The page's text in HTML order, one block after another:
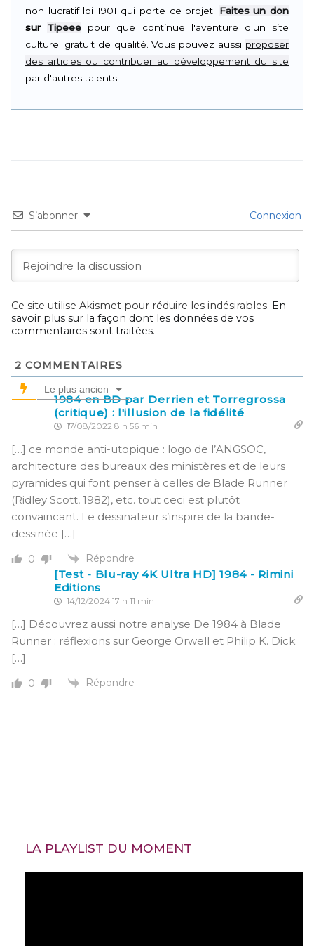
non lucratif loi 1901 qui porte ce projet. Faites un don
sur Tipeee pour que continue l'aventure d'un site
culturel gratuit de qualité. Vous pouvez aussi proposer
des articles ou contribuer au développement du site
par d'autres talents.
S’abonner Connexion
Ce site utilise Akismet pour réduire les indésirables. En
savoir plus sur la façon dont les données de vos
commentaires sont traitées.
2 COMMENTAIRES
Le plus ancien
1984 en BD par Derrien et Torregrossa
(critique) : l'illusion de la fidélité
17/08/2022 8 h 56 min
[…] ce monde anti-utopique : logo de l’ANGSOC,
architecture des bureaux des ministères et de leurs
pyramides qui font penser à celles de Blade Runner
(Ridley Scott, 1982), etc. tout ceci est plutôt
convaincant. Le dessinateur s’inspire de la bande-
dessinée […]
0 Répondre
[Test - Blu-ray 4K Ultra HD] 1984 - Rimini
Editions
14/12/2024 17 h 11 min
[…] Découvrez aussi notre analyse De 1984 à Blade
Runner : réflexions sur George Orwell et Philip K. Dick.
[…]
0 Répondre
LA PLAYLIST DU MOMENT